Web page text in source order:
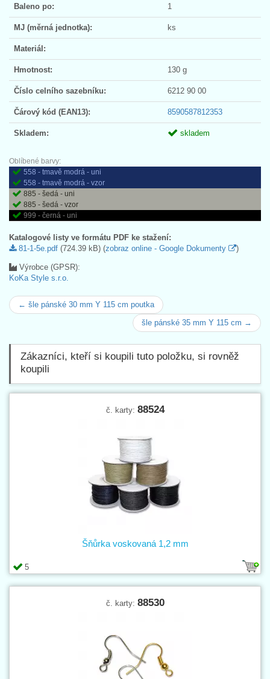
Baleno po: 1
MJ (měrná jednotka): ks
Materiál:
Hmotnost: 130 g
Číslo celního sazebníku: 6212 90 00
Čárový kód (EAN13): 8590587812353
Skladem: skladem
Oblíbené barvy:
558 - tmavě modrá - uni
558 - tmavě modrá - vzor
885 - šedá - uni
885 - šedá - vzor
999 - černá - uni
Katalogové listy ve formátu PDF ke stažení:
81-1-5e.pdf (724.39 kB) (zobraz online - Google Dokumenty )
Výrobce (GPSR):
KoKa Style s.r.o.
← šle pánské 30 mm Y 115 cm poutka
šle pánské 35 mm Y 115 cm →
Zákazníci, kteří si koupili tuto položku, si rovněž
koupili
č. karty: 88524
5
Šňůrka voskovaná 1,2 mm
č. karty: 88530